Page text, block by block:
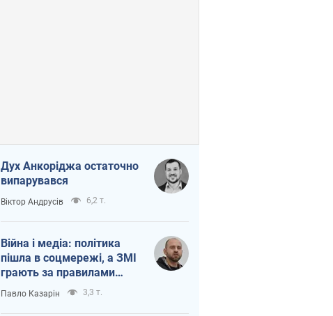
Дух Анкоріджа остаточно
випарувався
Віктор Андрусів 6,2 т.
Війна і медіа: політика
пішла в соцмережі, а ЗМІ
грають за правилами
ютуб
Павло Казарін 3,3 т.